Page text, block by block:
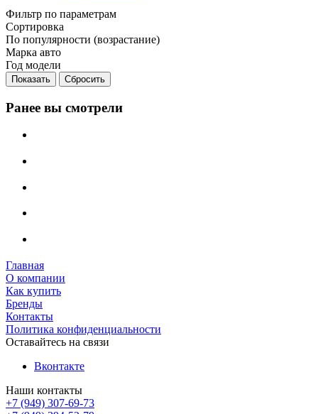
Фильтр по параметрам
Сортировка
По популярности (возрастание)
Марка авто
Год модели
Сбросить
Ранее вы смотрели
Главная
О компании
Как купить
Бренды
Контакты
Политика конфиденциальности
Оставайтесь на связи
Вконтакте
Наши контакты
+7 (949) 307-69-73